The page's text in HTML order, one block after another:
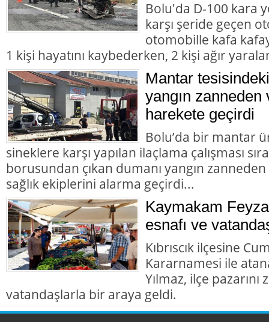
Bolu'da D-100 kara
karşı şeride geçen
otomobille kafa
1 kişi hayatını kaybederken, 2 kişi ağır
Mantar
yangın
harekete geçirdi
Bolu’da bir mantar
sineklere karşı yapılan ilaçlama çalışması
borusundan çıkan dumanı yangın
sağlık ekiplerini alarma geçirdi...
Kaymakam
esnafı ve
Kıbrıscık ilçesine
Kararnamesi ile
Yılmaz, ilçe
vatandaşlarla bir araya geldi.